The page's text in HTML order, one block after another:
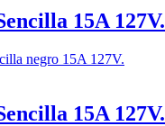
15A 127V.
15A 127V.